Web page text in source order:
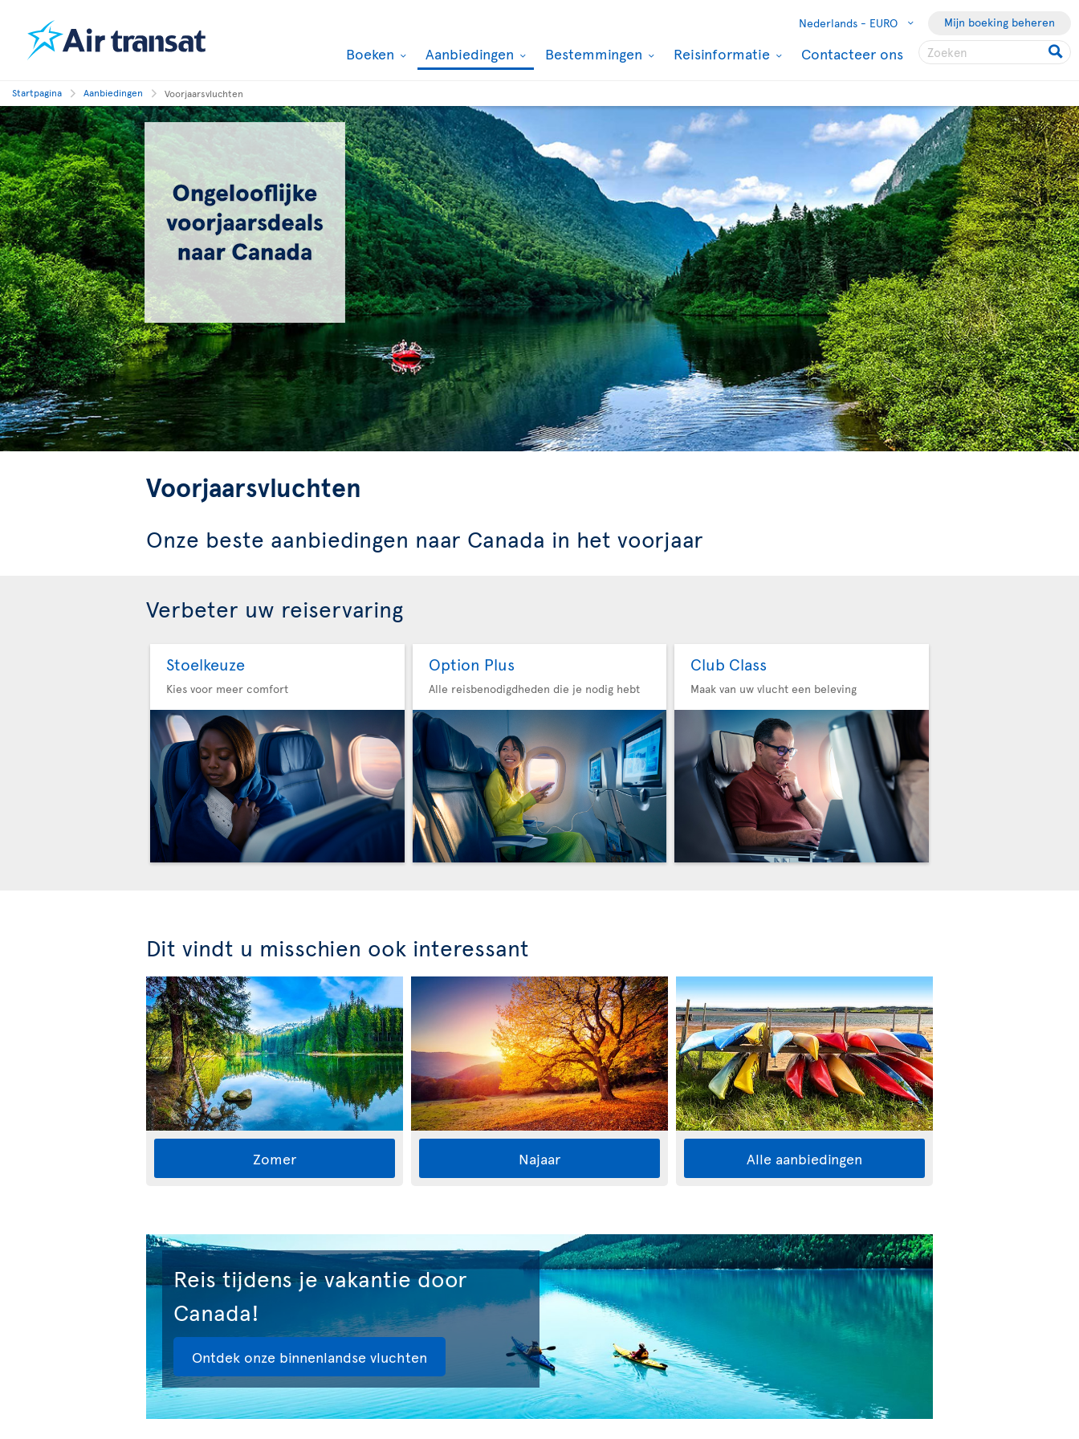
Nederlands - EURO Mijn boeking beheren
Boeken Aanbiedingen Bestemmingen Reisinformatie Contacteer ons
Startpagina Aanbiedingen Voorjaarsvluchten
Voorjaarsvluchten
Onze beste aanbiedingen naar Canada in het voorjaar
Verbeter uw reiservaring
Stoelkeuze
Kies voor meer comfort
Option Plus
Alle reisbenodigdheden die je nodig hebt
Club Class
Maak van uw vlucht een beleving
Dit vindt u misschien ook interessant
Zomer Najaar Alle aanbiedingen
Reis tijdens je vakantie door
Canada!
Ontdek onze binnenlandse vluchten